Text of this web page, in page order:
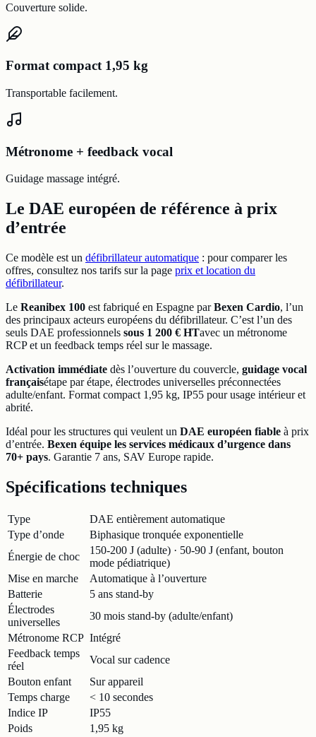
Couverture solide.
Format compact 1,95 kg
Transportable facilement.
Métronome + feedback vocal
Guidage massage intégré.
Le DAE européen de référence à prix
d’entrée
Ce modèle est un défibrillateur automatique : pour comparer les
offres, consultez nos tarifs sur la page prix et location du
défibrillateur.
Le Reanibex 100 est fabriqué en Espagne parBexen Cardio, l’un
des principaux acteurs européens du défibrillateur. C’est l’un des
seuls DAE professionnels sous 1 200 € HTavec un métronome
RCP et un feedback temps réel sur le massage.
Activation immédiate dès l’ouverture du couvercle, guidage vocal
françaisétape par étape, électrodes universelles préconnectées
adulte/enfant. Format compact 1,95 kg, IP55 pour usage intérieur et
abrité.
Idéal pour les structures qui veulent un DAE européen fiable à prix
d’entrée. Bexen équipe les services médicaux d’urgence dans
70+ pays. Garantie 7 ans, SAV Europe rapide.
Spécifications techniques
Type
DAE entièrement automatique
Type d’onde
Biphasique tronquée exponentielle
Énergie de choc
150-200 J (adulte) · 50-90 J (enfant, bouton
mode pédiatrique)
Mise en marche
Automatique à l’ouverture
Batterie
5 ans stand-by
Électrodes
universelles
30 mois stand-by (adulte/enfant)
Métronome RCP Intégré
Feedback temps
réel
Vocal sur cadence
Bouton enfant
Sur appareil
Temps charge
< 10 secondes
Indice IP
IP55
Poids
1,95 kg